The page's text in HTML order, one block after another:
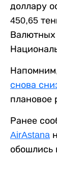
доллару
450,65
Валютных
снова
плановое
Ранее
AirAstana
обошлись